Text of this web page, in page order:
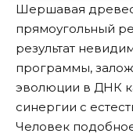
Шершавая
прямоугольный
результат
программы,
эволюции в ДНК
синергии с
Человек